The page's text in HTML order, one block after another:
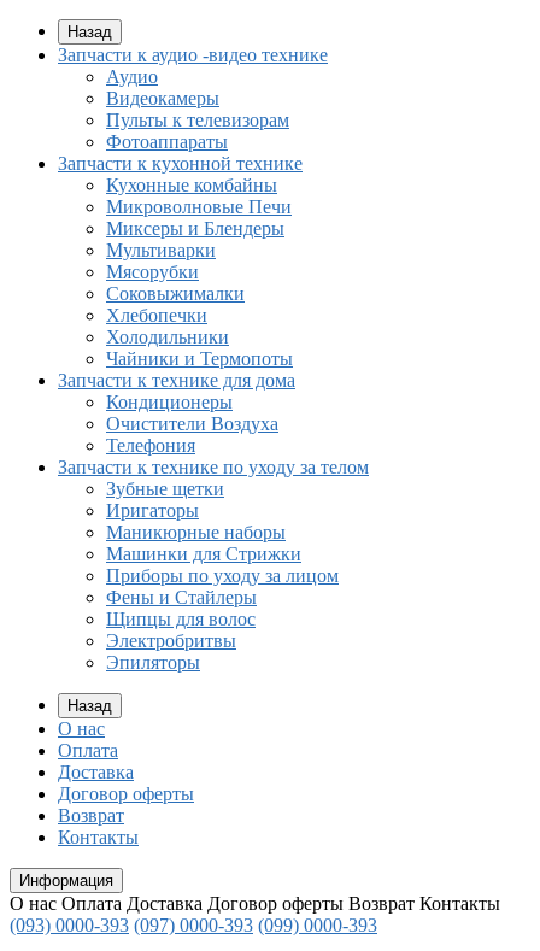
Назад
Запчасти к аудио -видео технике
Аудио
Видеокамеры
Пульты к телевизорам
Фотоаппараты
Запчасти к кухонной технике
Кухонные комбайны
Микроволновые Печи
Миксеры и Блендеры
Мультиварки
Мясорубки
Соковыжималки
Хлебопечки
Холодильники
Чайники и Термопоты
Запчасти к технике для дома
Кондиционеры
Очистители Воздуха
Телефония
Запчасти к технике по уходу за телом
Зубные щетки
Иригаторы
Маникюрные наборы
Машинки для Стрижки
Приборы по уходу за лицом
Фены и Стайлеры
Щипцы для волос
Электробритвы
Эпиляторы
Назад
О нас
Оплата
Доставка
Договор оферты
Возврат
Контакты
Информация
О нас Оплата Доставка Договор оферты Возврат Контакты
(093) 0000-393 (097) 0000-393 (099) 0000-393